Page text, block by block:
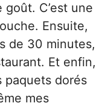
goût. C’est une
Ensuite,
de 30 minutes,
Et enfin,
paquets dorés
mes